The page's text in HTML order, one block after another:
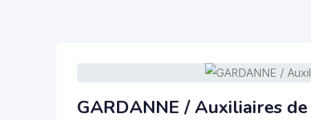
GARDANNE / Auxiliaires